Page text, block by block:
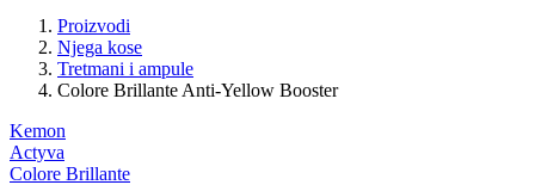
Proizvodi
Njega kose
Tretmani i ampule
Colore Brillante Anti-Yellow Booster
Kemon
Actyva
Colore Brillante